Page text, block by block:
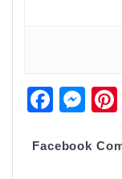
F
e
M
ss
Facebook